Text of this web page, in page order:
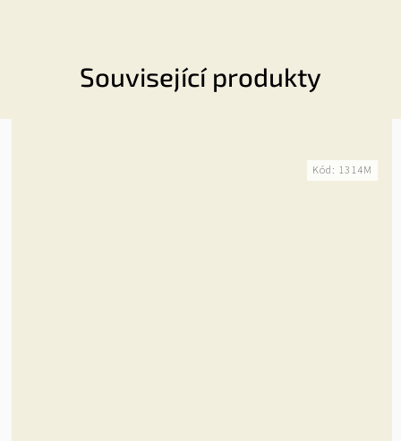
Související produkty
Kód: 1314M